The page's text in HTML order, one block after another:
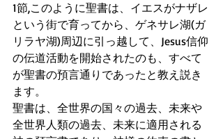
1節,このように聖書は、イエスがナザレ
という街で育ってから、ゲネサレ湖(ガ
リラヤ湖)周辺に引っ越して、Jesus信仰
の伝道活動を開始されたのも、すべて
が聖書の預言通りであったと教え説き
ます。
聖書は、全世界の国々の過去、未来や
全世界人類の過去、未来に適用される